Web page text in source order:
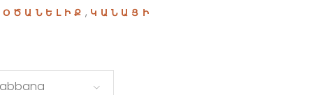
ՕԾԱՆԵԼԻՔ , ԿԱՆԱՑԻ